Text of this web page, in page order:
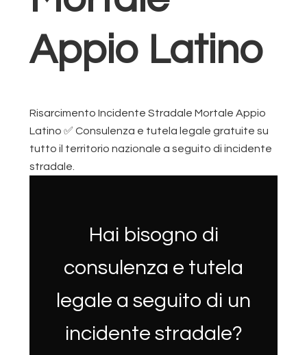
Appio Latino
Risarcimento Incidente Stradale Mortale Appio
Latino ✅ Consulenza e tutela legale gratuite su
tutto il territorio nazionale a seguito di incidente
stradale.
Hai bisogno di
consulenza e tutela
legale a seguito di un
incidente stradale?